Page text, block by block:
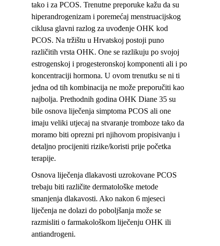
tako i za PCOS. Trenutne preporuke kažu da su
hiperandrogenizam i poremećaj menstruacijskog
ciklusa glavni razlog za uvođenje OHK kod
PCOS. Na tržištu u Hrvatskoj postoji puno
različitih vrsta OHK. One se razlikuju po svojoj
estrogenskoj i progesteronskoj komponenti ali i po
koncentraciji hormona. U ovom trenutku se ni ti
jedna od tih kombinacija ne može preporučiti kao
najbolja. Prethodnih godina OHK Diane 35 su
bile osnova liječenja simptoma PCOS ali one
imaju veliki utjecaj na stvaranje tromboze tako da
moramo biti oprezni pri njihovom propisivanju i
detaljno procijeniti rizike/koristi prije početka
terapije.
Osnova liječenja dlakavosti uzrokovane PCOS
trebaju biti različite dermatološke metode
smanjenja dlakavosti. Ako nakon 6 mjeseci
liječenja ne dolazi do poboljšanja može se
razmisliti o farmakološkom liječenju OHK ili
antiandrogeni.